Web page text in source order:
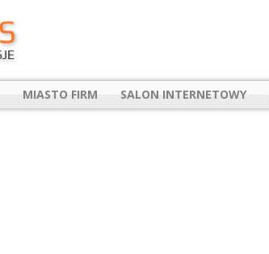
MIASTO FIRM SALON INTERNETOWY